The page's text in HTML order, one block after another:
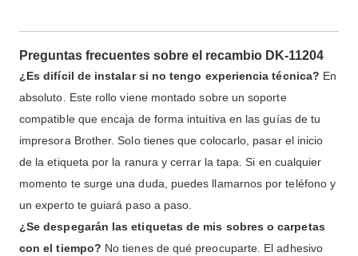
Preguntas frecuentes sobre el recambio DK-11204
¿Es difícil de instalar si no tengo experiencia técnica? En
absoluto. Este rollo viene montado sobre un soporte
compatible que encaja de forma intuitiva en las guías de tu
impresora Brother. Solo tienes que colocarlo, pasar el inicio
de la etiqueta por la ranura y cerrar la tapa.Si en cualquier
momento te surge una duda, puedes llamarnos por teléfono y
un experto te guiará paso a paso
¿Se despegarán las etiquetas de mis sobres o carpetas
con el tiempo? No tienes de qué preocuparte. El adhesivo